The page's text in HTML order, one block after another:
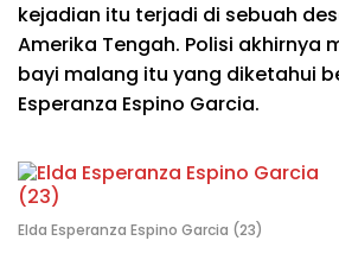
kejadian itu terjadi di sebuah
Amerika Tengah. Polisi akhirnya
bayi malang itu yang diketahui
Esperanza Espino Garcia.
Elda Esperanza Espino Garcia (23)